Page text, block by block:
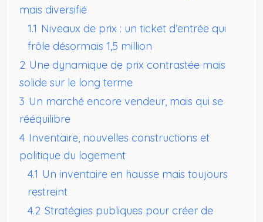
mais diversifié
1.1 Niveaux de prix : un ticket d’entrée qui
frôle désormais 1,5 million
2 Une dynamique de prix contrastée mais
solide sur le long terme
3 Un marché encore vendeur, mais qui se
rééquilibre
4 Inventaire, nouvelles constructions et
politique du logement
4.1 Un inventaire en hausse mais toujours
restreint
4.2 Stratégies publiques pour créer de